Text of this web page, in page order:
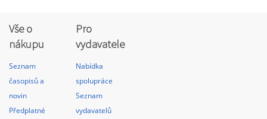
Vše o
nákupu
Seznam
časopisů a
novin
Předplatné
Pro
vydavatele
Nabídka
spolupráce
Seznam
vydavatelů